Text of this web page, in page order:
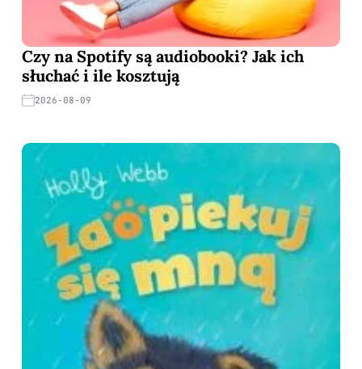
Czy na Spotify są audiobooki? Jak ich
słuchać i ile kosztują
2026-08-09